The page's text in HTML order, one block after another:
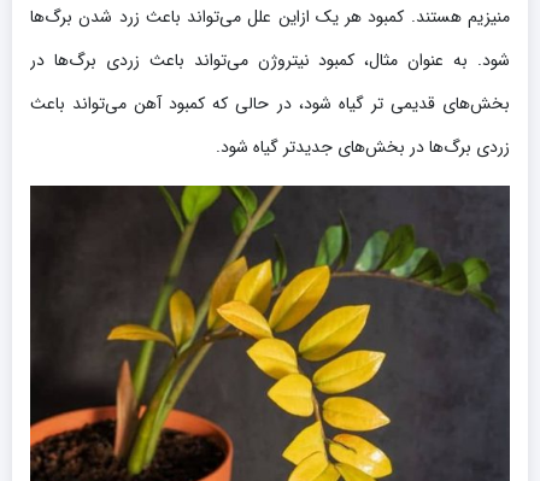
منیزیم هستند. کمبود هر یک ازاین علل می‌تواند باعث زرد شدن برگ‌ها
شود. به عنوان مثال، کمبود نیتروژن می‌تواند باعث زردی برگ‌ها در
بخش‌های قدیمی تر گیاه شود، در حالی که کمبود آهن می‌تواند باعث
زردی برگ‌ها در بخش‌های جدیدتر گیاه شود.